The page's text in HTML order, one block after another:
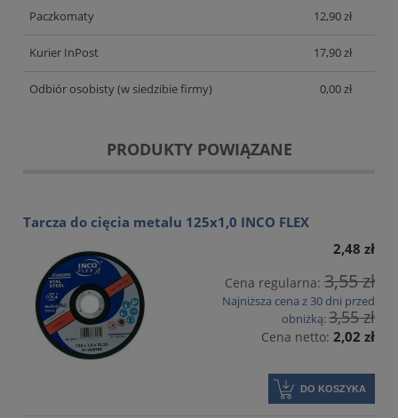
Paczkomaty 12,90 zł
Kurier InPost 17,90 zł
Odbiór osobisty(w siedzibie firmy) 0,00 zł
PRODUKTY POWIĄZANE
Tarcza do cięcia metalu 125x1,0 INCO FLEX
2,48 zł
Cena regularna: 3,55 zł
Najniższa cena z 30 dni przed
obniżką:3,55 zł
Cena netto: 2,02 zł
DO KOSZYKA